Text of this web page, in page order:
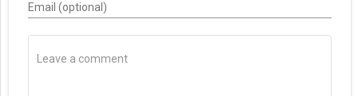
Email (optional)